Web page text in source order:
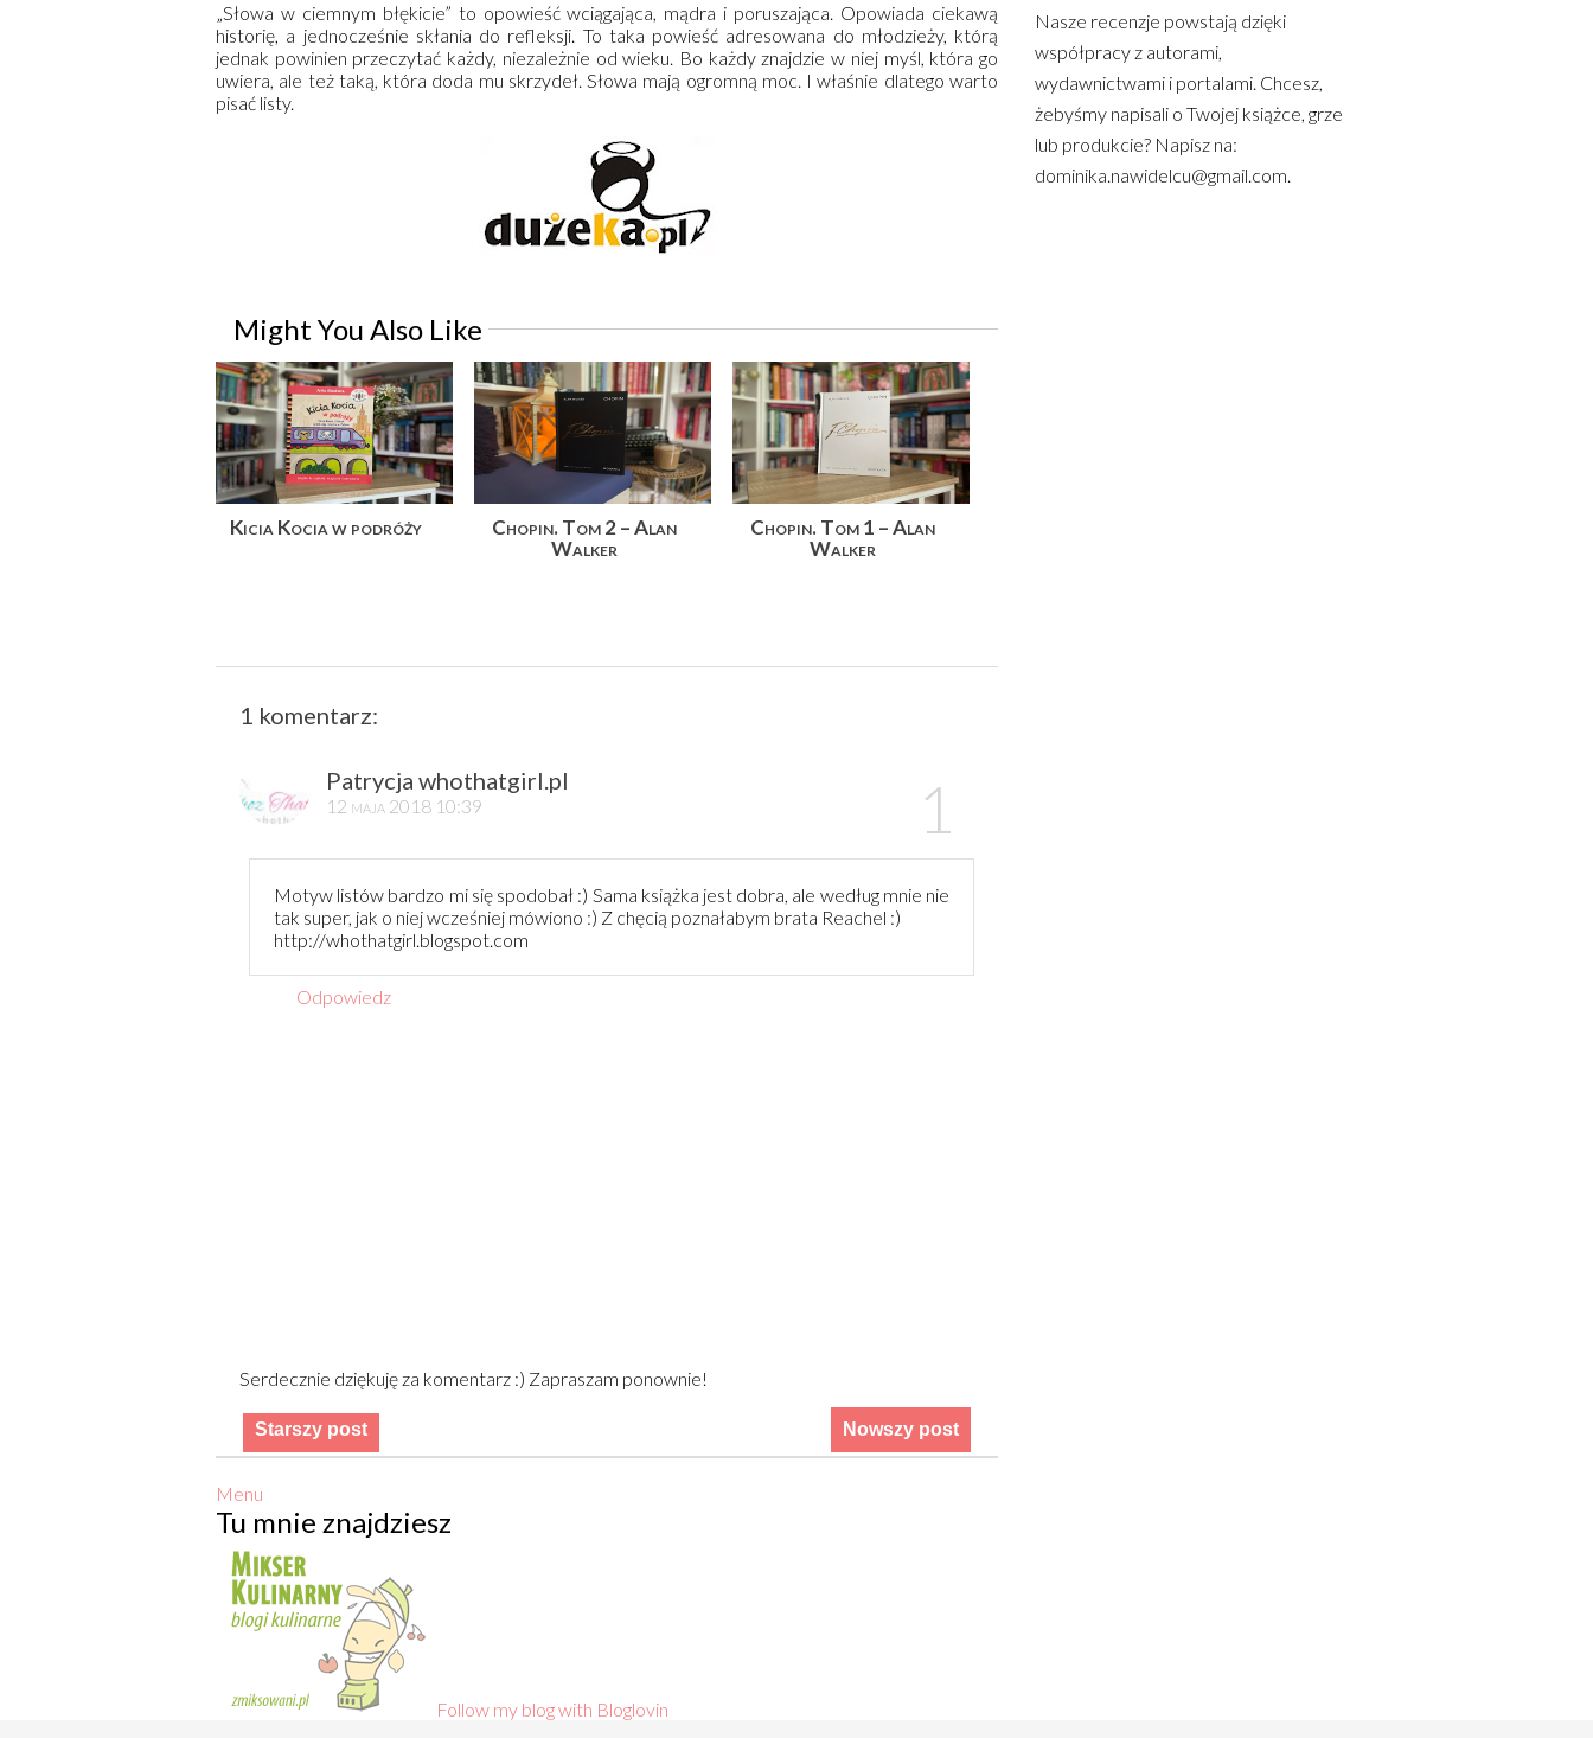
„Słowa w ciemnym błękicie” to opowieść wciągająca, mądra i poruszająca. Opowiada ciekawą
historię, a jednocześnie skłania do refleksji. To taka powieść adresowana do młodzieży, którą
jednak powinien przeczytać każdy, niezależnie od wieku. Bo każdy znajdzie w niej myśl, która go
uwiera, ale też taką, która doda mu skrzydeł. Słowa mają ogromną moc. I właśnie dlatego warto
pisać listy.
Might You Also Like
Kicia Kocia w podróży
Chopin. Tom 2 – Alan
Walker
Chopin. Tom 1 – Alan
Walker
1 komentarz:
Patrycja whothatgirl.pl
12 maja 2018 10:39
Motyw listów bardzo mi się spodobał :) Sama książka jest dobra, ale według mnie nie
tak super, jak o niej wcześniej mówiono :) Z chęcią poznałabym brata Reachel :)
http://whothatgirl.blogspot.com
Odpowiedz
Serdecznie dziękuję za komentarz :) Zapraszam ponownie!
Nowszy post
Starszy post
Menu
Tu mnie znajdziesz
Follow my blog with Bloglovin
Nasze recenzje powstają dzięki
współpracy z autorami,
wydawnictwami i portalami. Chcesz,
żebyśmy napisali o Twojej książce, grze
lub produkcie? Napisz na:
dominika.nawidelcu@gmail.com.